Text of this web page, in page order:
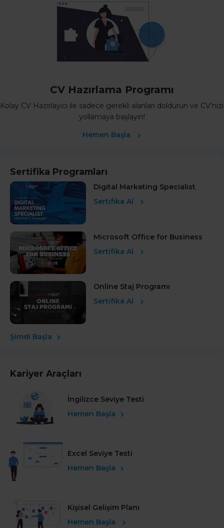
CV Hazırlama Programı
Kolay CV Hazırlayıcı ile sadece gerekli alanları doldurun ve CV’nizi
yollamaya başlayın!
Hemen Başla
Sertifika Programları
Digital Marketing Specialist
Sertifika Al
Microsoft Office for Business
Sertifika Al
Online Staj Programı
Sertifika Al
Şimdi Başla
Kariyer Araçları
İngilizce Seviye Testi
Hemen Başla
Excel Seviye Testi
Hemen Başla
Kişisel Gelişim Planı
Hemen Başla